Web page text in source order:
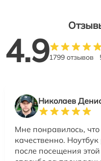
4.91799 отзывов
Николаев
Мне понравилось,
качественно.
после посещения